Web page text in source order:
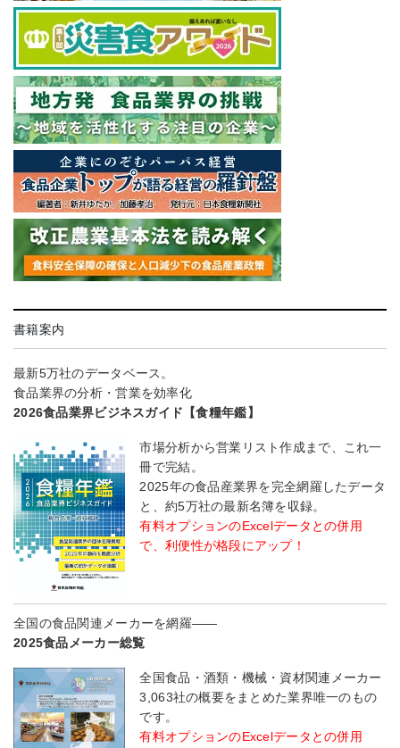
書籍案内
最新5万社のデータベース。
食品業界の分析・営業を効率化
2026食品業界ビジネスガイド【食糧年鑑】
市場分析から営業リスト作成まで、これ一
冊で完結。
2025年の食品産業界を完全網羅したデータ
と、約5万社の最新名簿を収録。
有料オプションのExcelデータとの併用
で、利便性が格段にアップ！
全国の食品関連メーカーを網羅――
2025食品メーカー総覧
全国食品・酒類・機械・資材関連メーカー
3,063社の概要をまとめた業界唯一のもの
です。
有料オプションのExcelデータとの併用